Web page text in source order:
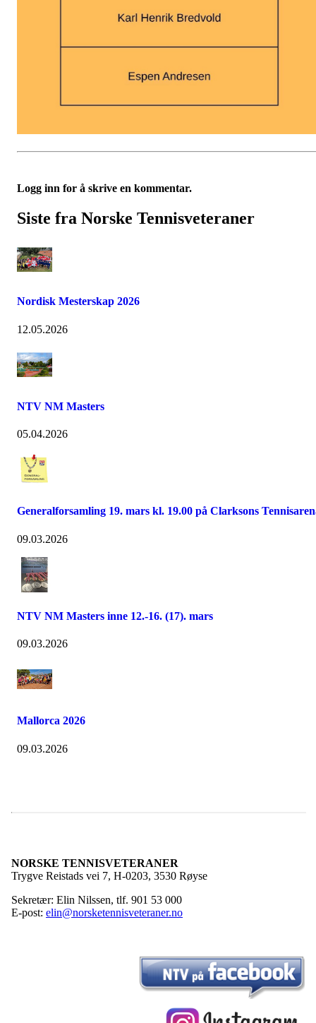
Logg inn for å skrive en kommentar.
Siste fra Norske Tennisveteraner
Nordisk Mesterskap 2026
12.05.2026
NTV NM Masters
05.04.2026
Generalforsamling 19. mars kl. 19.00 på Clarksons
09.03.2026
NTV NM Masters inne 12.-16. (17). mars
09.03.2026
Mallorca 2026
09.03.2026
NORSKE TENNISVETERANER
Trygve Reistads vei 7, H-0203, 3530 Røyse
Sekretær: Elin Nilssen, tlf. 901 53 000
E-post: elin@norsketennisveteraner.no